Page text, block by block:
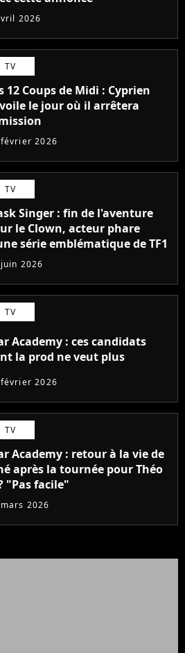
2026
TV
12 Coups de Midi : Cyprien
le jour où il arrêtera
2026
TV
Singer : fin de l'aventure
le Clown, acteur phare
série emblématique de TF1
2026
TV
Academy : ces candidats
la prod ne veut plus
2026
TV
Academy : retour à la vie de
après la tournée pour Théo
"Pas facile"
2026